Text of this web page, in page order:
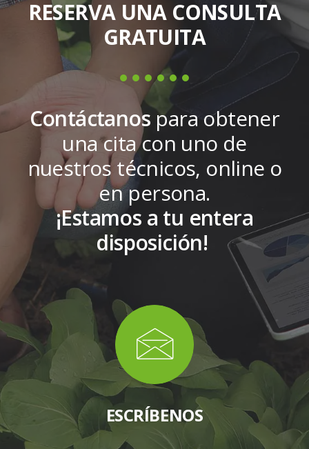
RESERVA UNA CONSULTA
GRATUITA
Contáctanospara obtener
una cita con uno de
nuestros técnicos, online o
en persona.
¡Estamos a tu entera
disposición!
ESCRÍBENOS